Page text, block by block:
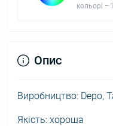
кольорі –
Опис
Виробництво: Depo,
Якість: хороша